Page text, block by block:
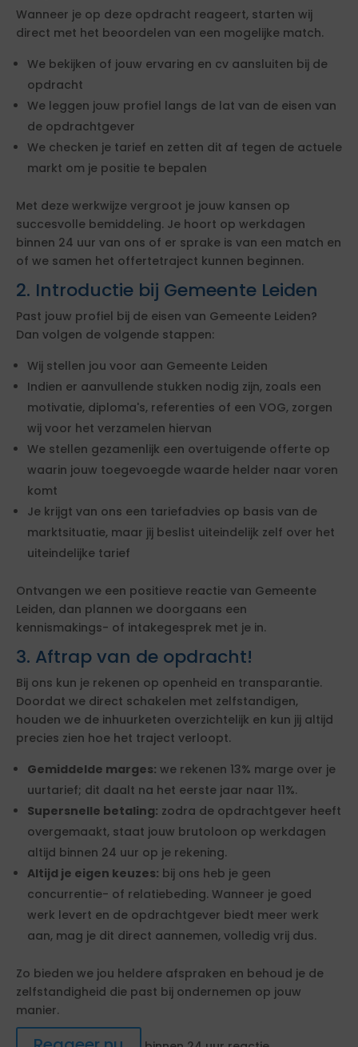
Wanneer je op deze opdracht reageert, starten wij
direct met het beoordelen van een mogelijke match.
We bekijken of jouw ervaring en cv aansluiten bij de
opdracht
We leggen jouw profiel langs de lat van de eisen van
de opdrachtgever
We checken je tarief en zetten dit af tegen de actuele
markt om je positie te bepalen
Met deze werkwijze vergroot je jouw kansen op
succesvolle bemiddeling. Je hoort op werkdagen
binnen 24 uur van ons of er sprake is van een match en
of we samen het offertetraject kunnen beginnen.
2. Introductie bij Gemeente Leiden
Past jouw profiel bij de eisen van Gemeente Leiden?
Dan volgen de volgende stappen:
Wij stellen jou voor aan Gemeente Leiden
Indien er aanvullende stukken nodig zijn, zoals een
motivatie, diploma's, referenties of een VOG, zorgen
wij voor het verzamelen hiervan
We stellen gezamenlijk een overtuigende offerte op
waarin jouw toegevoegde waarde helder naar voren
komt
Je krijgt van ons een tariefadvies op basis van de
marktsituatie, maar jij beslist uiteindelijk zelf over het
uiteindelijke tarief
Ontvangen we een positieve reactie van Gemeente
Leiden, dan plannen we doorgaans een
kennismakings- of intakegesprek met je in.
3. Aftrap van de opdracht!
Bij ons kun je rekenen op openheid en transparantie.
Doordat we direct schakelen met zelfstandigen,
houden we de inhuurketen overzichtelijk en kun jij altijd
precies zien hoe het traject verloopt.
Gemiddelde marges: we rekenen 13% marge over je
uurtarief; dit daalt na het eerste jaar naar 11%.
Supersnelle betaling: zodra de opdrachtgever heeft
overgemaakt, staat jouw brutoloon op werkdagen
altijd binnen 24 uur op je rekening.
Altijd je eigen keuzes: bij ons heb je geen
concurrentie- of relatiebeding. Wanneer je goed
werk levert en de opdrachtgever biedt meer werk
aan, mag je dit direct aannemen, volledig vrij dus.
Zo bieden we jou heldere afspraken en behoud je de
zelfstandigheid die past bij ondernemen op jouw
manier.